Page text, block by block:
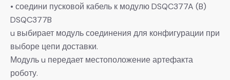
• соедини пусковой кабель к модулю DSQC377A (B)
DSQC377B
u выбирает модуль соединения для конфигурации при
выборе цепи доставки.
Модуль u передает местоположение артефакта
роботу.